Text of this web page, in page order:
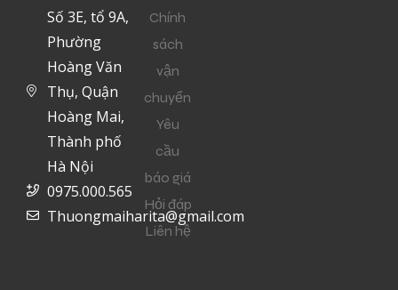
Số 3E, tổ 9A,
Phường
Hoàng Văn
Thụ, Quận
Hoàng Mai,
Thành phố
Hà Nội
0975.000.565
Thuongmaiharita@gmail.com
Chính
sách
vận
chuyển
Yêu
cầu
báo giá
Hỏi đáp
Liên hệ